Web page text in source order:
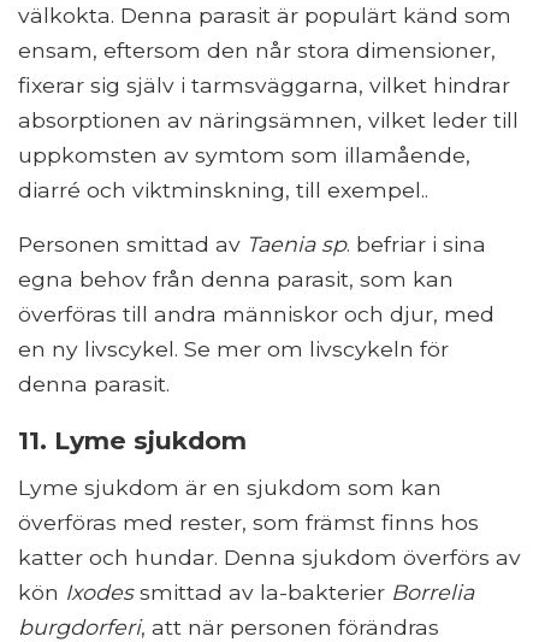
välkokta. Denna parasit är populärt känd som
ensam, eftersom den når stora dimensioner,
fixerar sig själv i tarmsväggarna, vilket hindrar
absorptionen av näringsämnen, vilket leder till
uppkomsten av symtom som illamående,
diarré och viktminskning, till exempel..
Personen smittad av Taenia sp. befriar i sina
egna behov från denna parasit, som kan
överföras till andra människor och djur, med
en ny livscykel. Se mer om livscykeln för
denna parasit.
11. Lyme sjukdom
Lyme sjukdom är en sjukdom som kan
överföras med rester, som främst finns hos
katter och hundar. Denna sjukdom överförs av
kön Ixodessmittad av la-bakterier Borrelia
burgdorferi, att när personen förändras